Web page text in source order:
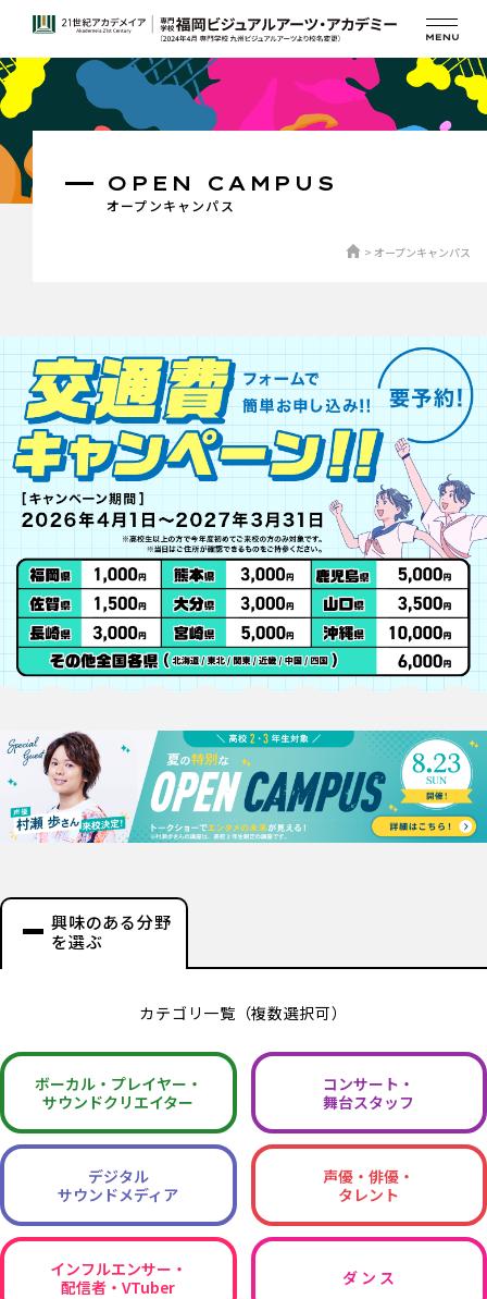
オープンキャンパス
OPEN CAMPUS
オープンキャンパス
興味のある分野
を選ぶ
カテゴリ一覧（複数選択可）
ボーカル・ プレイヤー・
サウンドクリエイター
コンサート・
舞台スタッフ
デジタル
サウンドメディア
声優・俳優・
タレント
インフルエンサー・
配信者・VTuber
ダ ン ス